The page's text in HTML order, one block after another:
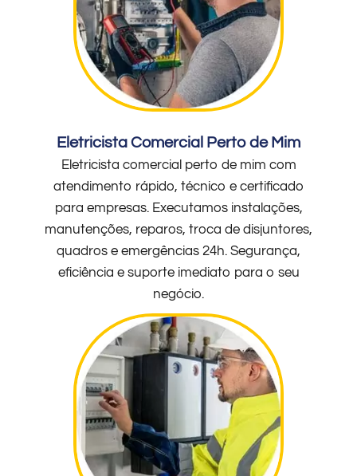
Eletricista Comercial Perto de Mim
Eletricista comercial perto de mim com
atendimento rápido, técnico e certificado
para empresas. Executamos instalações,
manutenções, reparos, troca de disjuntores,
quadros e emergências 24h. Segurança,
eficiência e suporte imediato para o seu
negócio.